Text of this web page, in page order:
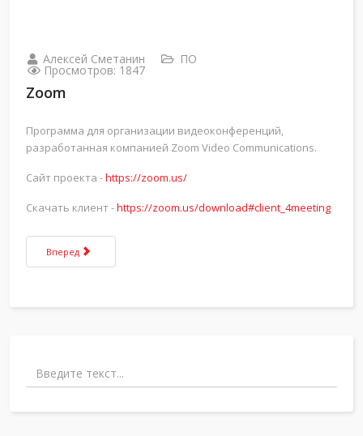
Алексей Сметанин ПО
Просмотров: 1847
Zoom
Программа для организации видеоконференций,
разработанная компанией Zoom Video Communications.
Сайт проекта -https://zoom.us/
Скачать клиент -https://zoom.us/download#client_4meeting
Следующий: FileZilla
Вперед
Поиск